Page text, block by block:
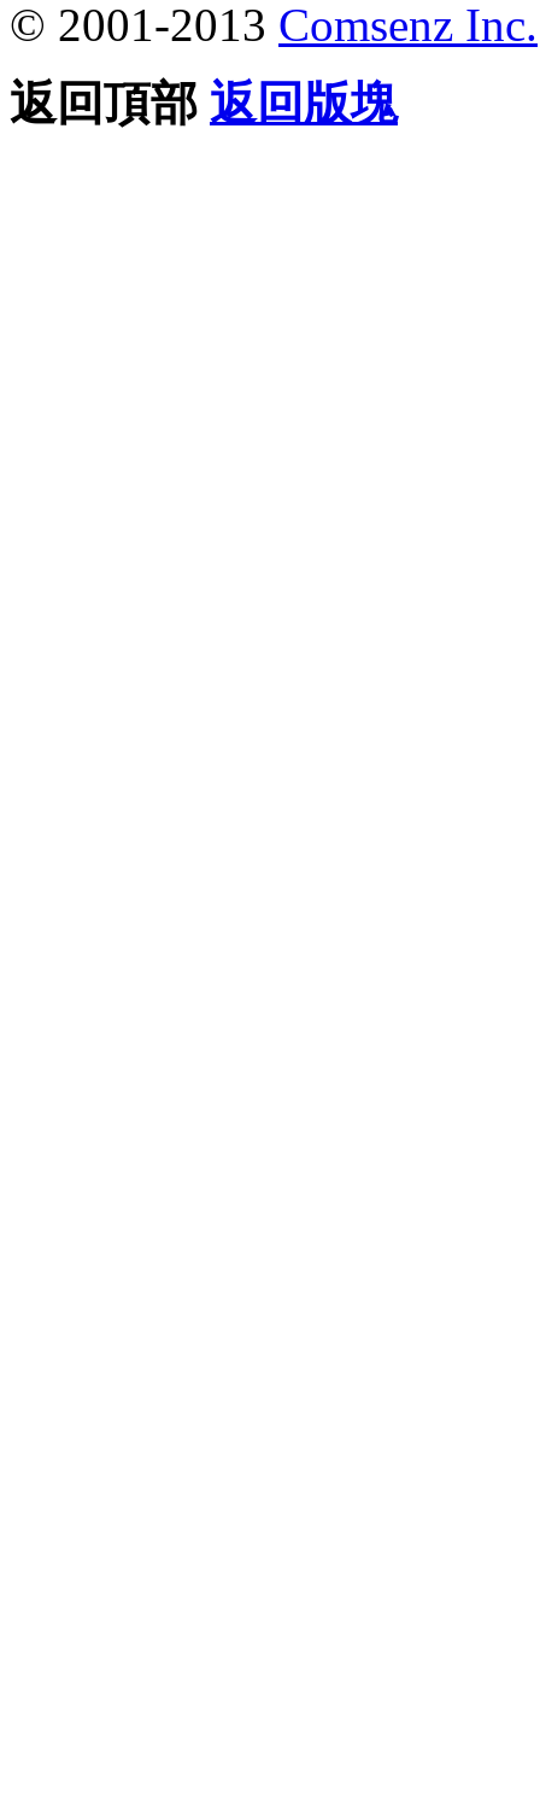
© 2001-2013 Comsenz Inc.
返回頂部 返回版塊